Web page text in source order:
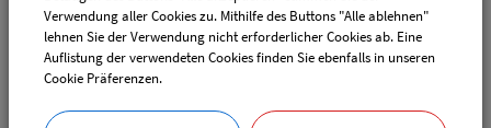
BOOS
Schützenheim Boos
Verwendung aller Cookies zu. Mithilfe des Buttons "Alle ablehnen"
lehnen Sie der Verwendung nicht erforderlicher Cookies ab. Eine
Auflistung der verwendeten Cookies finden Sie ebenfalls in unseren
Cookie Präferenzen.